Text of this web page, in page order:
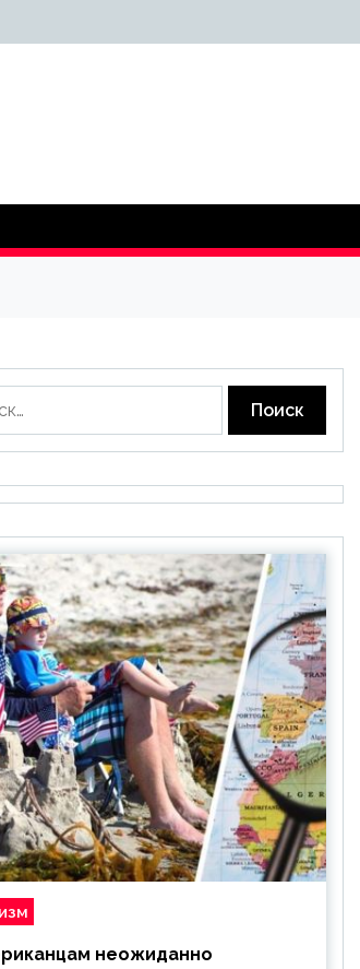
неожиданно